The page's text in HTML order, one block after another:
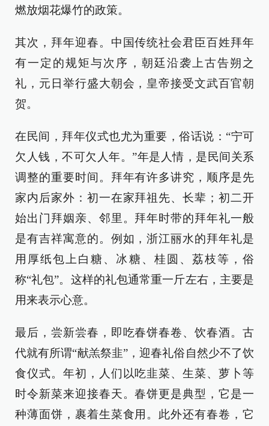
燃放烟花爆竹的政策。
其次，拜年迎春。中国传统社会君臣百姓拜年
有一定的规矩与次序，朝廷沿袭上古告朔之
礼，元日举行盛大朝会，皇帝接受文武百官朝
贺。
在民间，拜年仪式也尤为重要，俗话说：“宁可
欠人钱，不可欠人年。”年是人情，是民间关系
调整的重要时间。拜年有许多讲究，顺序是先
家内后家外：初一在家拜祖先、长辈；初二开
始出门拜姻亲、邻里。拜年时带的拜年礼一般
是有吉祥寓意的。例如，浙江丽水的拜年礼是
用厚纸包上白糖、冰糖、桂圆、荔枝等，俗
称“礼包”。这样的礼包通常重一斤左右，主要是
用来表示心意。
最后，尝新尝春，即吃春饼春卷、饮春酒。古
代就有所谓“献羔祭韭”，迎春礼俗自然少不了饮
食仪式。年初，人们以吃韭菜、生菜、萝卜等
时令新菜来迎接春天。春饼更是典型，它是一
种薄面饼，裹着生菜食用。此外还有春卷，它